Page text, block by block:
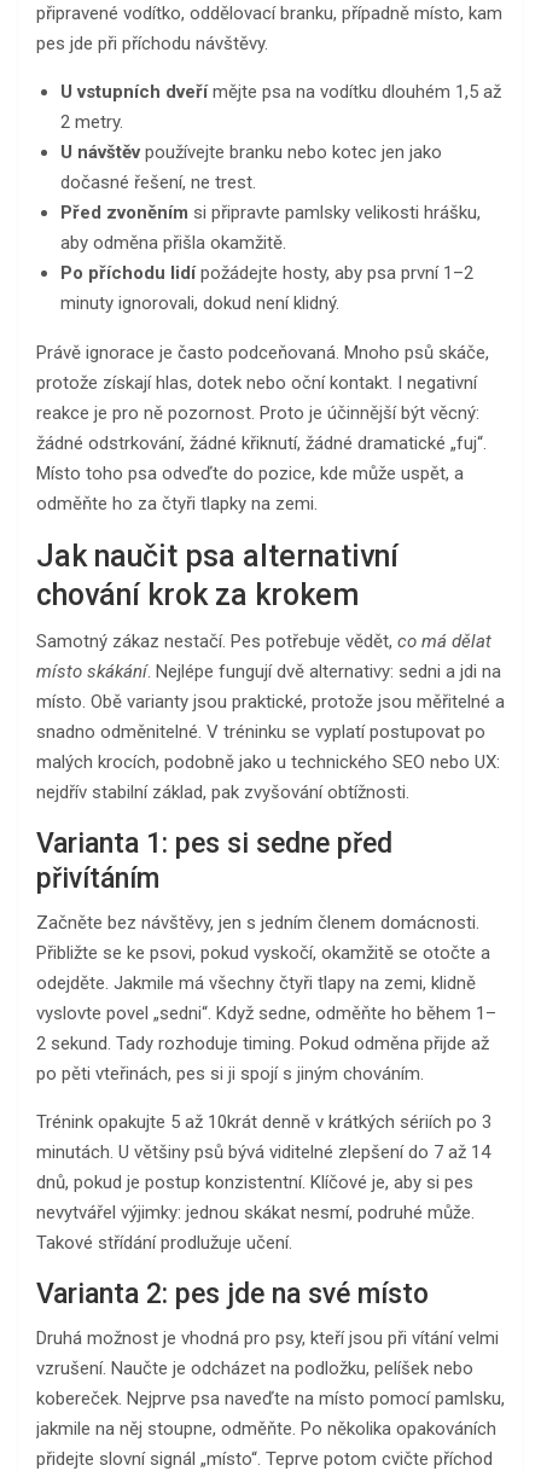
připravené vodítko, oddělovací branku, případně místo, kam
pes jde při příchodu návštěvy.
U vstupních dveřímějte psa na vodítku dlouhém 1,5 až
2 metry.
U návštěvpoužívejte branku nebo kotec jen jako
dočasné řešení, ne trest.
Před zvoněním si připravte pamlsky velikosti hrášku,
aby odměna přišla okamžitě.
Po příchodu lidípožádejte hosty, aby psa první 1–2
minuty ignorovali, dokud není klidný.
Právě ignorace je často podceňovaná. Mnoho psů skáče,
protože získají hlas, dotek nebo oční kontakt. I negativní
reakce je pro ně pozornost. Proto je účinnější být věcný:
žádné odstrkování, žádné křiknutí, žádné dramatické „fuj“.
Místo toho psa odveďte do pozice, kde může uspět, a
odměňte ho za čtyři tlapky na zemi.
Jak naučit psa alternativní
chování krok za krokem
Samotný zákaz nestačí. Pes potřebuje vědět, co má dělat
místo skákání. Nejlépe fungují dvě alternativy: sedni a jdi na
místo. Obě varianty jsou praktické, protože jsou měřitelné a
snadno odměnitelné. V tréninku se vyplatí postupovat po
malých krocích, podobně jako u technického SEO nebo UX:
nejdřív stabilní základ, pak zvyšování obtížnosti.
Varianta 1: pes si sedne před
přivítáním
Začněte bez návštěvy, jen s jedním členem domácnosti.
Přibližte se ke psovi, pokud vyskočí, okamžitě se otočte a
odejděte. Jakmile má všechny čtyři tlapy na zemi, klidně
vyslovte povel „sedni“. Když sedne, odměňte ho během 1–
2 sekund. Tady rozhoduje timing. Pokud odměna přijde až
po pěti vteřinách, pes si ji spojí s jiným chováním.
Trénink opakujte 5 až 10krát denně v krátkých sériích po 3
minutách. U většiny psů bývá viditelné zlepšení do 7 až 14
dnů, pokud je postup konzistentní. Klíčové je, aby si pes
nevytvářel výjimky: jednou skákat nesmí, podruhé může.
Takové střídání prodlužuje učení.
Varianta 2: pes jde na své místo
Druhá možnost je vhodná pro psy, kteří jsou při vítání velmi
vzrušení. Naučte je odcházet na podložku, pelíšek nebo
kobereček. Nejprve psa naveďte na místo pomocí pamlsku,
jakmile na něj stoupne, odměňte. Po několika opakováních
přidejte slovní signál „místo“. Teprve potom cvičte příchod